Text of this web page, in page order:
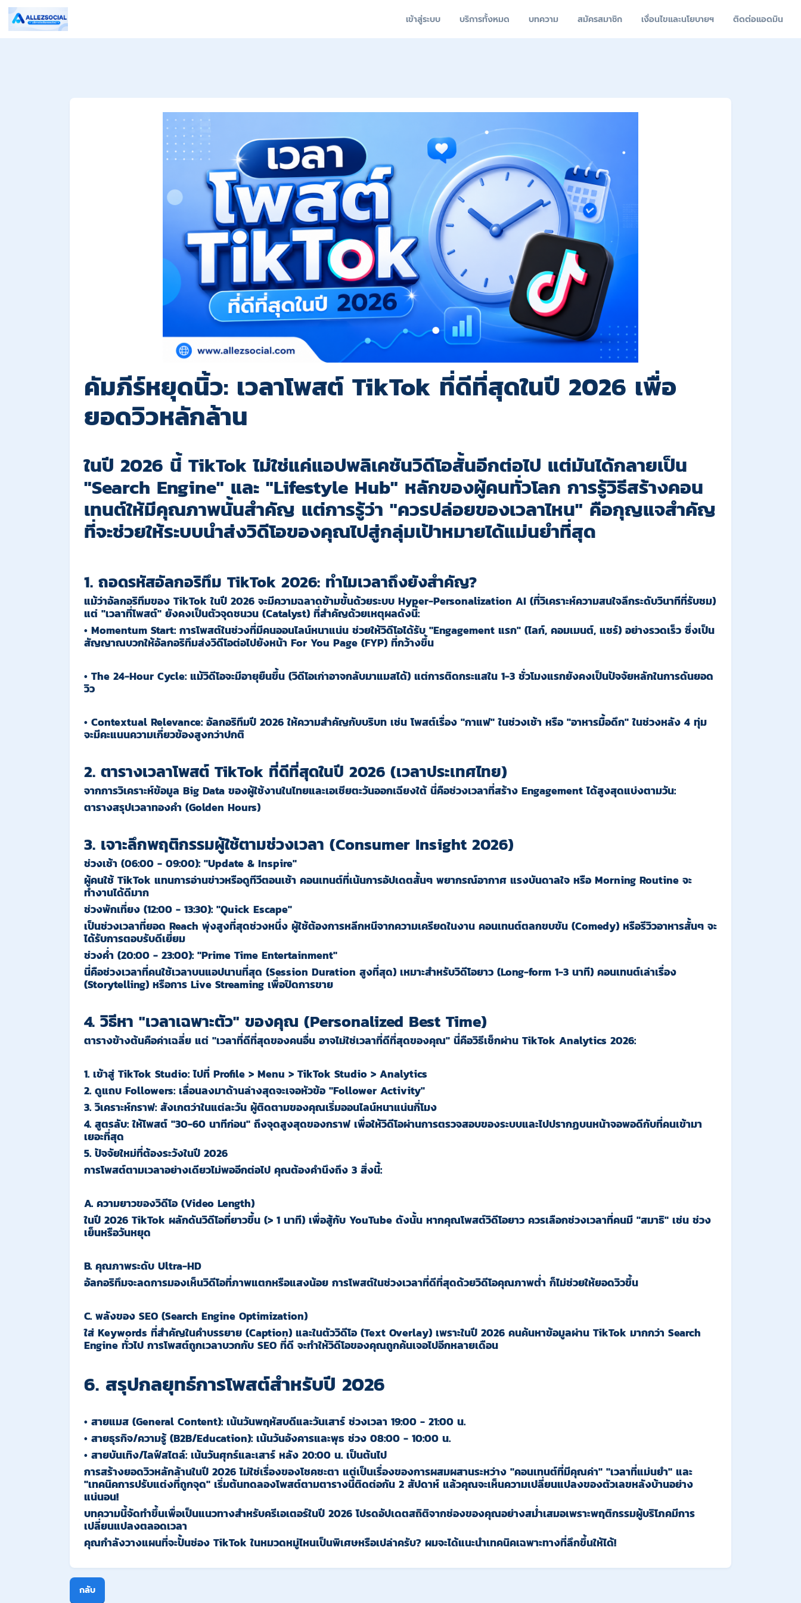
เข้าสู่ระบบ บริการทั้งหมด บทความ สมัครสมาชิก เงื่อนไขและนโยบายฯ ติดต่อแอดมิน
คัมภีร์หยุดนิ้ว: เวลาโพสต์ TikTok ที่ดีที่สุดในปี 2026 เพื่อ
ยอดวิวหลักล้าน
ในปี 2026 นี้ TikTok ไม่ใช่แค่แอปพลิเคชันวิดีโอสั้นอีกต่อไป แต่มันได้กลายเป็น
"Search Engine" และ "Lifestyle Hub" หลักของผู้คนทั่วโลก การรู้วิธีสร้างคอน
เทนต์ให้มีคุณภาพนั้นสำคัญ แต่การรู้ว่า "ควรปล่อยของเวลาไหน" คือกุญแจสำคัญ
ที่จะช่วยให้ระบบนำส่งวิดีโอของคุณไปสู่กลุ่มเป้าหมายได้แม่นยำที่สุด
1. ถอดรหัสอัลกอริทึม TikTok 2026: ทำไมเวลาถึงยังสำคัญ?
แม้ว่าอัลกอริทึมของ TikTok ในปี 2026 จะมีความฉลาดข้ามขั้นด้วยระบบ Hyper-Personalization AI (ที่วิเคราะห์ความสนใจลึกระดับวินาทีที่รับชม)
แต่ "เวลาที่โพสต์" ยังคงเป็นตัวจุดชนวน (Catalyst) ที่สำคัญด้วยเหตุผลดังนี้:
• Momentum Start: การโพสต์ในช่วงที่มีคนออนไลน์หนาแน่น ช่วยให้วิดีโอได้รับ "Engagement แรก" (ไลก์, คอมเมนต์, แชร์) อย่างรวดเร็ว ซึ่งเป็น
สัญญาณบวกให้อัลกอริทึมส่งวิดีโอต่อไปยังหน้า For You Page (FYP) ที่กว้างขึ้น
• The 24-Hour Cycle: แม้วิดีโอจะมีอายุยืนขึ้น (วิดีโอเก่าอาจกลับมาแมสได้) แต่การติดกระแสใน 1-3 ชั่วโมงแรกยังคงเป็นปัจจัยหลักในการดันยอด
วิว
• Contextual Relevance: อัลกอริทึมปี 2026 ให้ความสำคัญกับบริบท เช่น โพสต์เรื่อง "กาแฟ" ในช่วงเช้า หรือ "อาหารมื้อดึก" ในช่วงหลัง 4 ทุ่ม
จะมีคะแนนความเกี่ยวข้องสูงกว่าปกติ
2. ตารางเวลาโพสต์ TikTok ที่ดีที่สุดในปี 2026 (เวลาประเทศไทย)
จากการวิเคราะห์ข้อมูล Big Data ของผู้ใช้งานในไทยและเอเชียตะวันออกเฉียงใต้ นี่คือช่วงเวลาที่สร้าง Engagement ได้สูงสุดแบ่งตามวัน:
ตารางสรุปเวลาทองคำ (Golden Hours)
3. เจาะลึกพฤติกรรมผู้ใช้ตามช่วงเวลา (Consumer Insight 2026)
ช่วงเช้า (06:00 - 09:00): "Update & Inspire"
ผู้คนใช้ TikTok แทนการอ่านข่าวหรือดูทีวีตอนเช้า คอนเทนต์ที่เน้นการอัปเดตสั้นๆ พยากรณ์อากาศ แรงบันดาลใจ หรือ Morning Routine จะ
ทำงานได้ดีมาก
ช่วงพักเที่ยง (12:00 - 13:30): "Quick Escape"
เป็นช่วงเวลาที่ยอด Reach พุ่งสูงที่สุดช่วงหนึ่ง ผู้ใช้ต้องการหลีกหนีจากความเครียดในงาน คอนเทนต์ตลกขบขัน (Comedy) หรือรีวิวอาหารสั้นๆ จะ
ได้รับการตอบรับดีเยี่ยม
ช่วงค่ำ (20:00 - 23:00): "Prime Time Entertainment"
นี่คือช่วงเวลาที่คนใช้เวลาบนแอปนานที่สุด (Session Duration สูงที่สุด) เหมาะสำหรับวิดีโอยาว (Long-form 1-3 นาที) คอนเทนต์เล่าเรื่อง
(Storytelling) หรือการ Live Streaming เพื่อปิดการขาย
4. วิธีหา "เวลาเฉพาะตัว" ของคุณ (Personalized Best Time)
ตารางข้างต้นคือค่าเฉลี่ย แต่ "เวลาที่ดีที่สุดของคนอื่น อาจไม่ใช่เวลาที่ดีที่สุดของคุณ" นี่คือวิธีเช็กผ่าน TikTok Analytics 2026:
1. เข้าสู่ TikTok Studio:ไปที่ Profile > Menu > TikTok Studio > Analytics
2. ดูแถบ Followers: เลื่อนลงมาด้านล่างสุดจะเจอหัวข้อ "Follower Activity"
3.วิเคราะห์กราฟ: สังเกตว่าในแต่ละวัน ผู้ติดตามของคุณเริ่มออนไลน์หนาแน่นกี่โมง
4. สูตรลับ:ให้โพสต์ "30-60 นาทีก่อน" ถึงจุดสูงสุดของกราฟ เพื่อให้วิดีโอผ่านการตรวจสอบของระบบและไปปรากฏบนหน้าจอพอดีกับที่คนเข้ามา
เยอะที่สุด
5. ปัจจัยใหม่ที่ต้องระวังในปี 2026
การโพสต์ตามเวลาอย่างเดียวไม่พออีกต่อไป คุณต้องคำนึงถึง 3 สิ่งนี้:
A. ความยาวของวิดีโอ (Video Length)
ในปี 2026 TikTok ผลักดันวิดีโอที่ยาวขึ้น (> 1 นาที) เพื่อสู้กับ YouTube ดังนั้น หากคุณโพสต์วิดีโอยาว ควรเลือกช่วงเวลาที่คนมี "สมาธิ" เช่น ช่วง
เย็นหรือวันหยุด
B. คุณภาพระดับ Ultra-HD
อัลกอริทึมจะลดการมองเห็นวิดีโอที่ภาพแตกหรือแสงน้อย การโพสต์ในช่วงเวลาที่ดีที่สุดด้วยวิดีโอคุณภาพต่ำ ก็ไม่ช่วยให้ยอดวิวขึ้น
C. พลังของ SEO (Search Engine Optimization)
ใส่ Keywords ที่สำคัญในคำบรรยาย (Caption) และในตัววิดีโอ (Text Overlay) เพราะในปี 2026 คนค้นหาข้อมูลผ่าน TikTok มากกว่า Search
Engine ทั่วไป การโพสต์ถูกเวลาบวกกับ SEO ที่ดี จะทำให้วิดีโอของคุณถูกค้นเจอไปอีกหลายเดือน
6. สรุปกลยุทธ์การโพสต์สำหรับปี 2026
• สายแมส (General Content): เน้นวันพฤหัสบดีและวันเสาร์ ช่วงเวลา 19:00 - 21:00 น.
• สายธุรกิจ/ความรู้ (B2B/Education): เน้นวันอังคารและพุธ ช่วง 08:00 - 10:00 น.
• สายบันเทิง/ไลฟ์สไตล์: เน้นวันศุกร์และเสาร์ หลัง 20:00 น. เป็นต้นไป
การสร้างยอดวิวหลักล้านในปี 2026 ไม่ใช่เรื่องของโชคชะตา แต่เป็นเรื่องของการผสมผสานระหว่าง "คอนเทนต์ที่มีคุณค่า" "เวลาที่แม่นยำ" และ
"เทคนิคการปรับแต่งที่ถูกจุด" เริ่มต้นทดลองโพสต์ตามตารางนี้ติดต่อกัน 2 สัปดาห์ แล้วคุณจะเห็นความเปลี่ยนแปลงของตัวเลขหลังบ้านอย่าง
แน่นอน!
บทความนี้จัดทำขึ้นเพื่อเป็นแนวทางสำหรับครีเอเตอร์ในปี 2026 โปรดอัปเดตสถิติจากช่องของคุณอย่างสม่ำเสมอเพราะพฤติกรรมผู้บริโภคมีการ
เปลี่ยนแปลงตลอดเวลา
คุณกำลังวางแผนที่จะปั้นช่อง TikTok ในหมวดหมู่ไหนเป็นพิเศษหรือเปล่าครับ? ผมจะได้แนะนำเทคนิคเฉพาะทางที่ลึกขึ้นให้ได้!
กลับ